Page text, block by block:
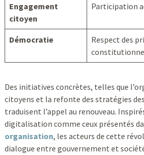
Engagement
citoyen
Participation
Démocratie
Respect des
Des initiatives concrètes, telles que
citoyens et la refonte des stratégies
traduisent l’appel au renouveau.
digitalisation comme ceux présentés
organisation, les acteurs de cette
dialogue entre gouvernement et